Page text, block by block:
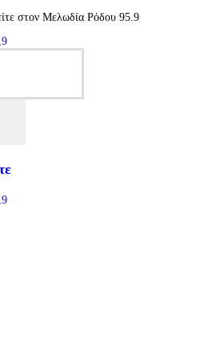
στον Μελωδία Ρόδου 95.9